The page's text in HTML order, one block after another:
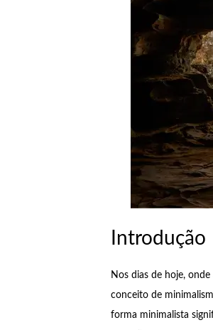
Introdução
Nos dias de hoje,
conceito de
forma minimalista